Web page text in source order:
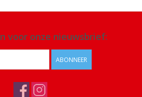
voor onze nieuwsbrief:
ABONNEER